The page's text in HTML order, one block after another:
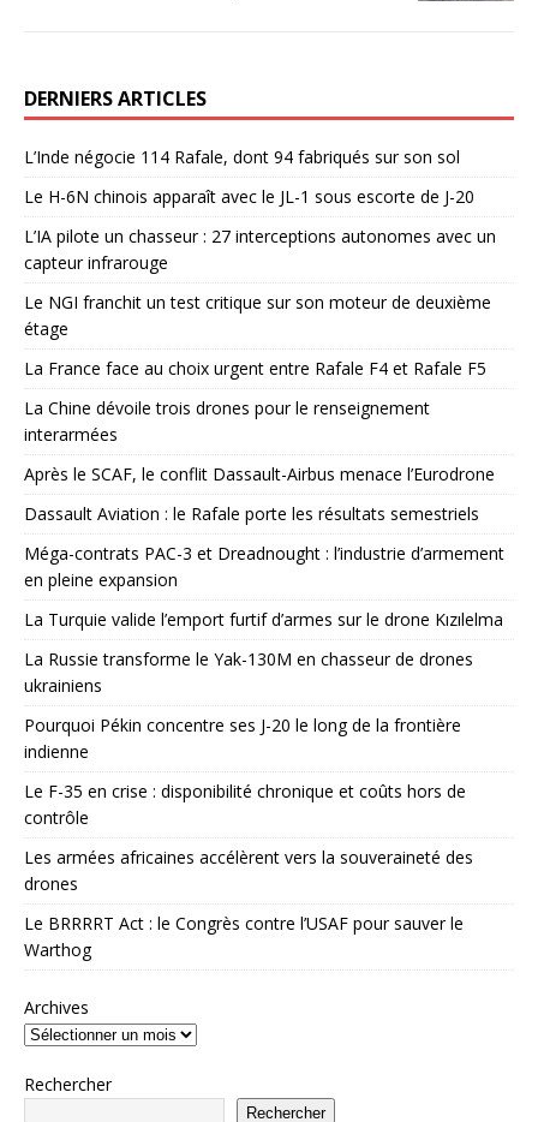
DERNIERS ARTICLES
L’Inde négocie 114 Rafale, dont 94 fabriqués sur son sol
Le H-6N chinois apparaît avec le JL-1 sous escorte de J-20
L’IA pilote un chasseur : 27 interceptions autonomes avec un
capteur infrarouge
Le NGI franchit un test critique sur son moteur de deuxième
étage
La France face au choix urgent entre Rafale F4 et Rafale F5
La Chine dévoile trois drones pour le renseignement
interarmées
Après le SCAF, le conflit Dassault-Airbus menace l’Eurodrone
Dassault Aviation : le Rafale porte les résultats semestriels
Méga-contrats PAC-3 et Dreadnought : l’industrie d’armement
en pleine expansion
La Turquie valide l’emport furtif d’armes sur le drone Kızılelma
La Russie transforme le Yak-130M en chasseur de drones
ukrainiens
Pourquoi Pékin concentre ses J-20 le long de la frontière
indienne
Le F-35 en crise : disponibilité chronique et coûts hors de
contrôle
Les armées africaines accélèrent vers la souveraineté des
drones
Le BRRRRT Act : le Congrès contre l’USAF pour sauver le
Warthog
Archives
Rechercher
Rechercher